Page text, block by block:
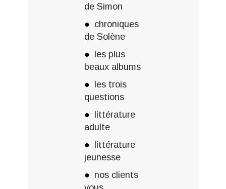
de Simon
chroniques
de Solène
les plus
beaux albums
les trois
questions
littérature
adulte
littérature
jeunesse
nos clients